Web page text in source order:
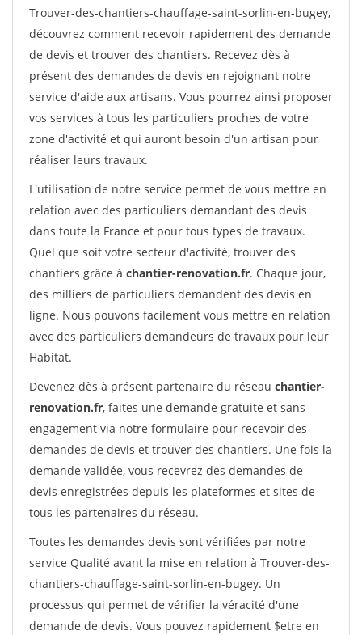
Trouver-des-chantiers-chauffage-saint-sorlin-en-bugey,
découvrez comment recevoir rapidement des demande
de devis et trouver des chantiers. Recevez dès à
présent des demandes de devis en rejoignant notre
service d'aide aux artisans. Vous pourrez ainsi proposer
vos services à tous les particuliers proches de votre
zone d'activité et qui auront besoin d'un artisan pour
réaliser leurs travaux.
L'utilisation de notre service permet de vous mettre en
relation avec des particuliers demandant des devis
dans toute la France et pour tous types de travaux.
Quel que soit votre secteur d'activité, trouver des
chantiers grâce à chantier-renovation.fr. Chaque jour,
des milliers de particuliers demandent des devis en
ligne. Nous pouvons facilement vous mettre en relation
avec des particuliers demandeurs de travaux pour leur
Habitat.
Devenez dès à présent partenaire du réseau chantier-
renovation.fr, faites une demande gratuite et sans
engagement via notre formulaire pour recevoir des
demandes de devis et trouver des chantiers. Une fois la
demande validée, vous recevrez des demandes de
devis enregistrées depuis les plateformes et sites de
tous les partenaires du réseau.
Toutes les demandes devis sont vérifiées par notre
service Qualité avant la mise en relation à Trouver-des-
chantiers-chauffage-saint-sorlin-en-bugey. Un
processus qui permet de vérifier la véracité d'une
demande de devis. Vous pouvez rapidement $etre en